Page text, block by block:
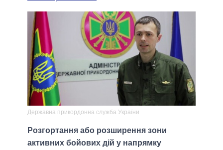
Державна прикордонна служба України
Розгортання або розширення зони
активних бойових дій у напрямку